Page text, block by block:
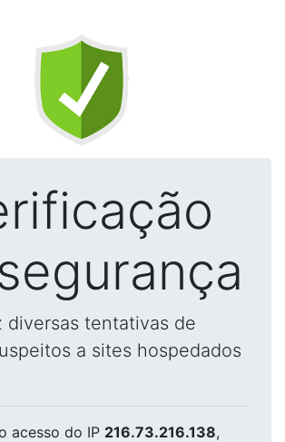
diversas tentativas de
a sites hospedados
acesso do IP 216.73.216.138,